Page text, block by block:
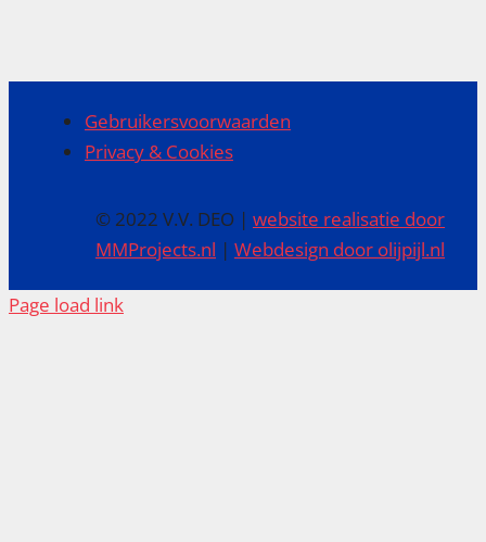
Gebruikersvoorwaarden
Privacy & Cookies
© 2022 V.V. DEO |website realisatie door
MMProjects.nl |Webdesign door olijpijl.nl
Page load link